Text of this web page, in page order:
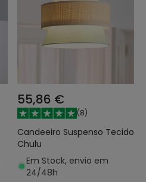
55,86 €
(8)
Candeeiro Suspenso Tecido
Chulu
Em Stock, envio em
24/48h